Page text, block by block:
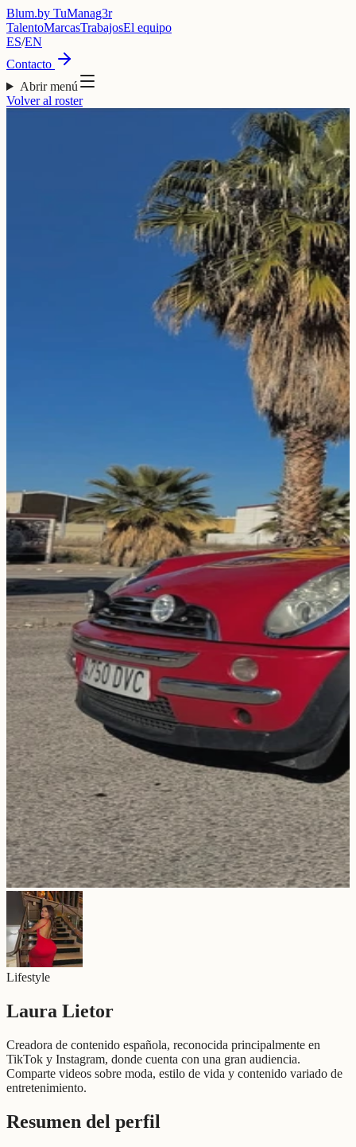
Blum.by TuManag3r
TalentoMarcasTrabajosEl equipo
ES/EN
Contacto
Abrir menú
Volver al roster
Lifestyle
Laura Lietor
Creadora de contenido española, reconocida principalmente en
TikTok y Instagram, donde cuenta con una gran audiencia.
Comparte videos sobre moda, estilo de vida y contenido variado de
entretenimiento.
Resumen del perfil